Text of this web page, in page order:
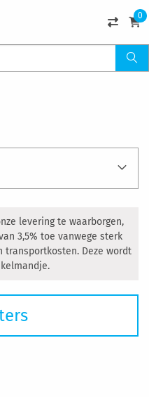
0
levering te waarborgen,
3,5% toe vanwege sterk
transportkosten. Deze wordt